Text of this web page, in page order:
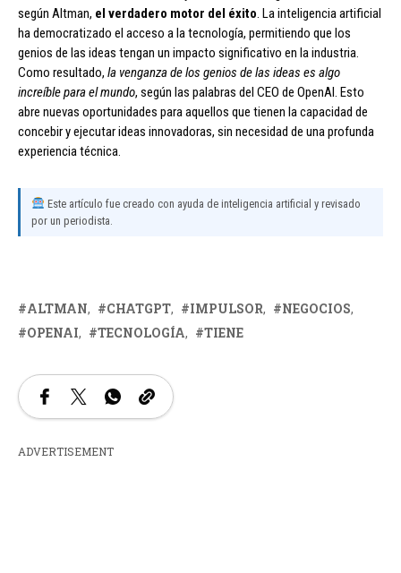
según Altman, el verdadero motor del éxito. La inteligencia artificial
ha democratizado el acceso a la tecnología, permitiendo que los
genios de las ideas tengan un impacto significativo en la industria.
Como resultado, la venganza de los genios de las ideas es algo
increíble para el mundo, según las palabras del CEO de OpenAI. Esto
abre nuevas oportunidades para aquellos que tienen la capacidad de
concebir y ejecutar ideas innovadoras, sin necesidad de una profunda
experiencia técnica.
Este artículo fue creado con ayuda de inteligencia artificial y revisado
por un periodista.
ALTMAN CHATGPT IMPULSOR
NEGOCIOS
OPENAI
TECNOLOGÍA TIENE
ADVERTISEMENT